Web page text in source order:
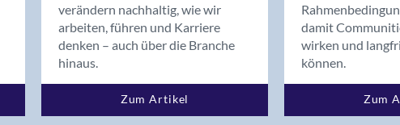
verändern nachhaltig, wie wir
arbeiten, führen und Karriere
denken – auch über die Branche
hinaus.
Zum Artikel
damit
wirken und
können.
Zum